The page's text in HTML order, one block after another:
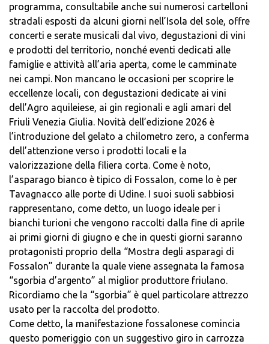
programma, consultabile anche sui numerosi cartelloni
stradali esposti da alcuni giorni nell’Isola del sole, offre
concerti e serate musicali dal vivo, degustazioni di vini
e prodotti del territorio, nonché eventi dedicati alle
famiglie e attività all’aria aperta, come le camminate
nei campi. Non mancano le occasioni per scoprire le
eccellenze locali, con degustazioni dedicate ai vini
dell’Agro aquileiese, ai gin regionali e agli amari del
Friuli Venezia Giulia. Novità dell’edizione 2026 è
l’introduzione del gelato a chilometro zero, a conferma
dell’attenzione verso i prodotti locali e la
valorizzazione della filiera corta. Come è noto,
l’asparago bianco è tipico di Fossalon, come lo è per
Tavagnacco alle porte di Udine. I suoi suoli sabbiosi
rappresentano, come detto, un luogo ideale per i
bianchi turioni che vengono raccolti dalla fine di aprile
ai primi giorni di giugno e che in questi giorni saranno
protagonisti proprio della “Mostra degli asparagi di
Fossalon” durante la quale viene assegnata la famosa
“sgorbia d’argento” al miglior produttore friulano.
Ricordiamo che la “sgorbia” è quel particolare attrezzo
usato per la raccolta del prodotto.
Come detto, la manifestazione fossalonese comincia
questo pomeriggio con un suggestivo giro in carrozza